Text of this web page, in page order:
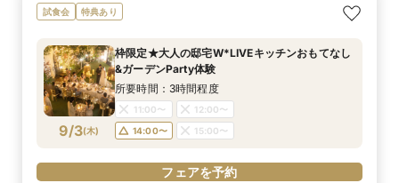
9/2(水)
≪大好評！ペットとの結婚式≫ペットも安心まる
ごと相談*特典付
11:00〜
12:00〜
14:00〜
15:00〜
フェアを予約
9/2(水)
【ガーデン挙式希望の方】都心で叶う海外ウエ
ディング体感×試食
11:00〜
12:00〜
14:00〜
15:00〜
フェアを予約
9/2(水)
初見学でも安心◎「即決なし」アップ額が少ない
新プラン×試食付
11:00〜
12:00〜
14:00〜
15:00〜
フェアを予約
9/2(水)
【料理ランクUP特典付】シェフ渾身和牛コース
試食×料理演出体験
11:00〜
12:00〜
14:00〜
15:00〜
フェアを予約
試食会 特典あり
9/3(木)
枠限定★大人の邸宅W*LIVEキッチンおもてなし
&ガーデンParty体験
所要時間：3時間程度
11:00〜
12:00〜
14:00〜
15:00〜
フェアを予約